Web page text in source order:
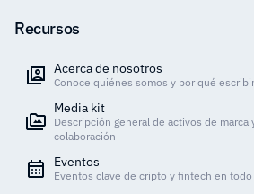
Recursos
Acerca de nosotros
Conoce quiénes somos y por qué
Media kit
Descripción general de activos de marca
colaboración
Eventos
Eventos clave de cripto y fintech en